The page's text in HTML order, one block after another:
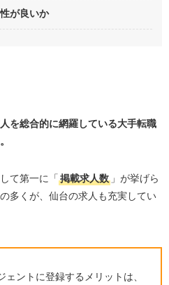
が良いか
を総合的に網羅している大手転職
て第一に「 掲載求人数」が挙げら
多くが、仙台の求人も充実してい
ントに登録するメリットは、